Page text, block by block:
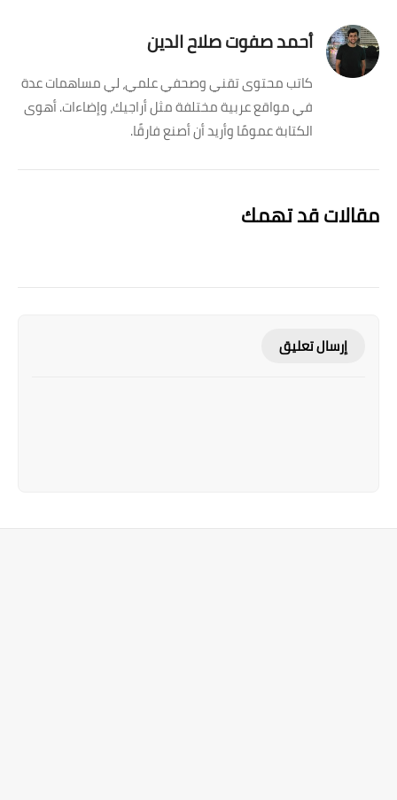
أحمد صفوت صلاح الدين
كاتب محتوى تقني وصحفي علمي، لي مساهمات عدة
في مواقع عربية مختلفة مثل أراجيك، وإضاءات. أهوى
الكتابة عمومًا وأريد أن أصنع فارقًا.
مقالات قد تهمك
إرسال تعليق